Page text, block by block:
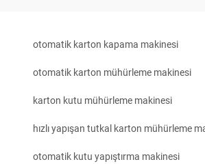
otomatik karton kapama makinesi
otomatik karton mühürleme makinesi
karton kutu mühürleme makinesi
hızlı yapışan tutkal karton mühürleme
otomatik kutu yapıştırma makinesi